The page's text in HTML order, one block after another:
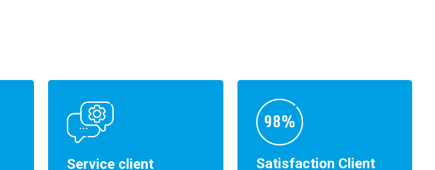
Service client Satisfaction Client